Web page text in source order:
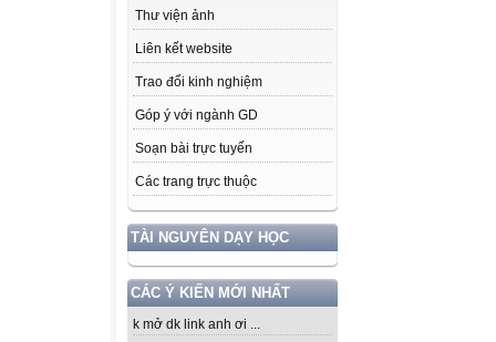
Thư viện ảnh
Liên kết website
Trao đổi kinh nghiệm
Góp ý với ngành GD
Soạn bài trực tuyến
Các trang trực thuộc
TÀI NGUYÊN DẠY HỌC
CÁC Ý KIẾN MỚI NHẤT
k mở dk link anh ơi ...